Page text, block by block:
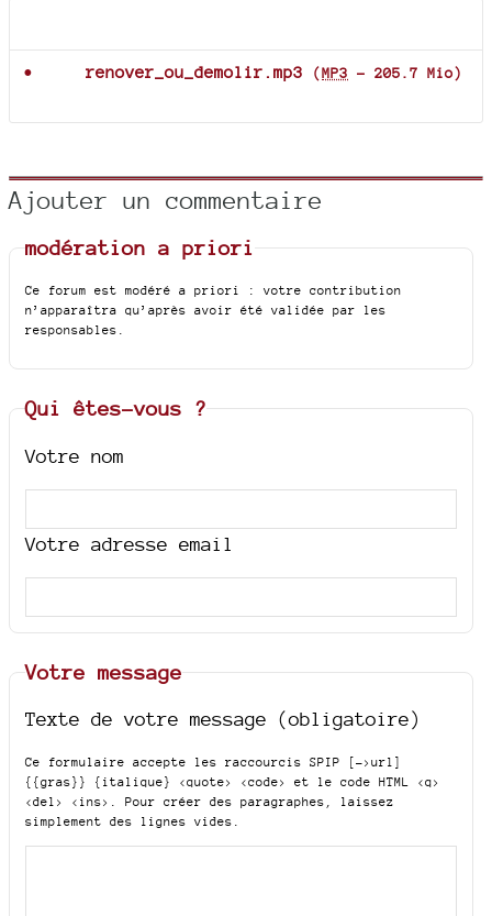
renover_ou_demolir.mp3 (MP3 - 205.7 Mio)
Ajouter un commentaire
modération a priori
Ce forum est modéré a priori : votre contribution
n’apparaîtra qu’après avoir été validée par les
responsables.
Qui êtes-vous ?
Votre nom
Votre adresse email
Votre message
Texte de votre message (obligatoire)
Ce formulaire accepte les raccourcis SPIP
[->url]
{{gras}} {italique} <quote> <code>
et le code HTML <q>
<del> <ins> . Pour créer des paragraphes, laissez
simplement des lignes vides.